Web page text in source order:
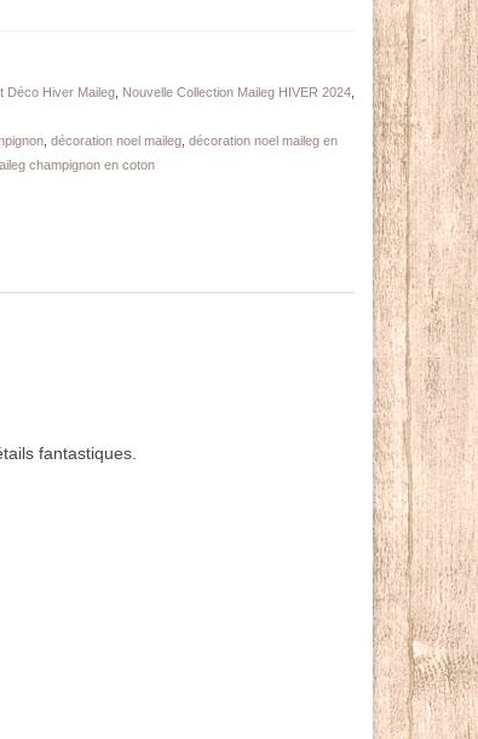
Déco Hiver Maileg, Nouvelle Collection Maileg HIVER 2024,
, décoration noel maileg, décoration noel maileg en
champignon en coton
fantastiques.